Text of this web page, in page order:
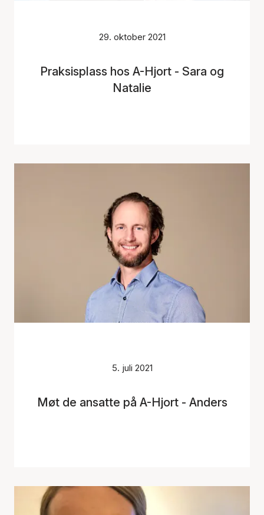
29. oktober 2021
Praksisplass hos A-Hjort - Sara og
Natalie
5. juli 2021
Møt de ansatte på A-Hjort - Anders